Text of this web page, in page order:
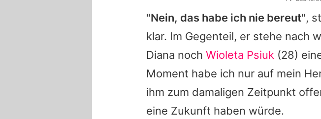
"Nein, das habe ich nie bereut",
klar. Im Gegenteil, er stehe nach
Diana noch Wioleta Psiuk (28)
Moment habe ich nur auf mein
ihm zum damaligen Zeitpunkt
eine Zukunft haben würde.